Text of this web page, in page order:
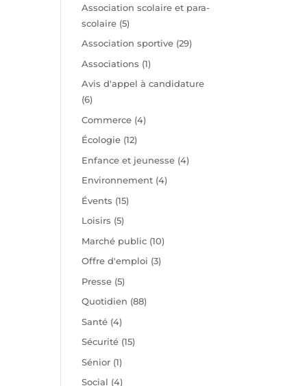
Association scolaire et para-
scolaire (5)
Association sportive (29)
Associations (1)
Avis d'appel à candidature
(6)
Commerce (4)
Écologie (12)
Enfance et jeunesse (4)
Environnement (4)
Évents (15)
Loisirs (5)
Marché public (10)
Offre d'emploi (3)
Presse (5)
Quotidien (88)
Santé (4)
Sécurité (15)
Sénior (1)
Social (4)